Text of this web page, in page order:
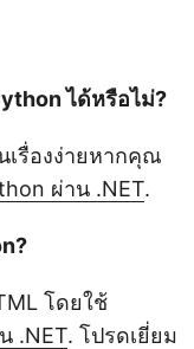
ได้หรือไม่?
เรื่องง่ายหากคุณ
ผ่าน .NET.
โดยใช้
.NET. โปรดเยี่ยม